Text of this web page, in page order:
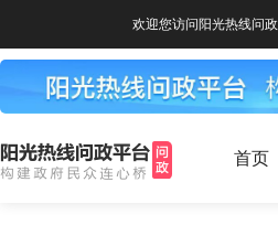
欢迎您访问阳光热线问政
首页